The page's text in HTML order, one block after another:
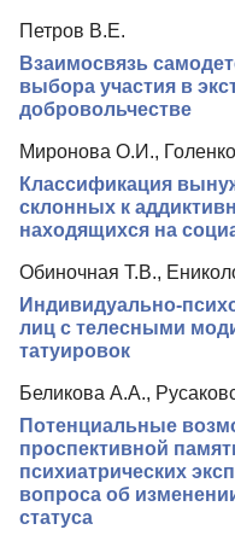
Рубрики
Препринты
Петров В.Е.
Взаимосвязь
выбора участия в
добровольчестве
Миронова О.И.,
Классификация
склонных к
находящихся на
Обиночная Т.В.,
Индивидуально-
лиц с телесными
татуировок
Беликова А.А.,
Потенциальные
проспективной
психиатрических
вопроса об
статуса